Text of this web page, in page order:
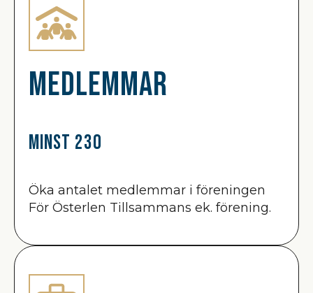
Medlemmar
Minst 230
Öka antalet medlemmar i föreningen
För Österlen Tillsammans ek. förening.